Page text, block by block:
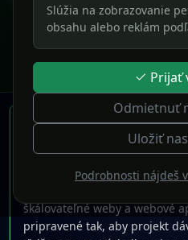
s vašimi
WEBSTRÁNKY &
„Od nápadu po hotový web
profesionálne“
škálovateľné weby a webové
pripravené tak, aby projekt
Slúžia na zobrazovanie
obsahu alebo reklám
Prijať
Odmietnuť
Uložiť
Podrobnosti nájdeš